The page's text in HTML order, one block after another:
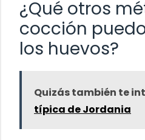
¿Qué otros
cocción
los huevos?
Quizás también te
típica de Jordania